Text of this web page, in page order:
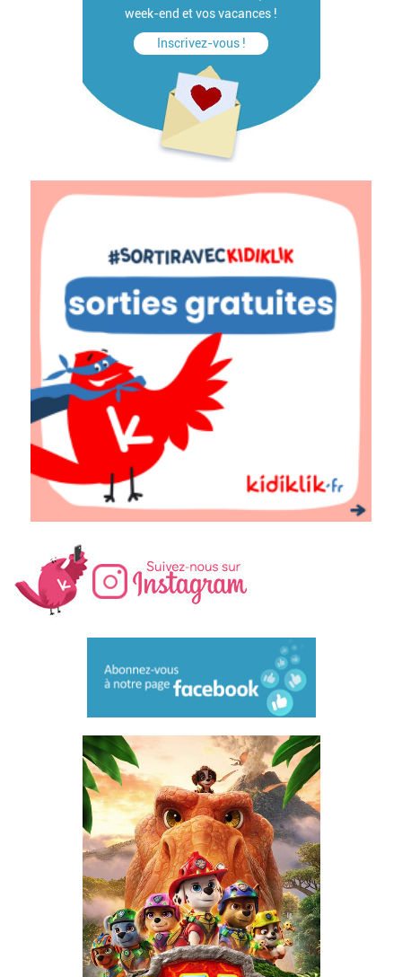
week-end et vos vacances !
Inscrivez-vous !